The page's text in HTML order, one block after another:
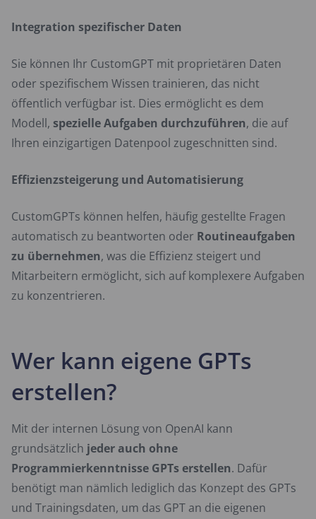
Integration spezifischer Daten
Sie können Ihr CustomGPT mit proprietären Daten
oder spezifischem Wissen trainieren, das nicht
öffentlich verfügbar ist. Dies ermöglicht es dem
Modell, spezielle Aufgaben durchzuführen, die auf
Ihren einzigartigen Datenpool zugeschnitten sind.
Effizienzsteigerung und Automatisierung
CustomGPTs können helfen, häufig gestellte Fragen
automatisch zu beantworten oder Routineaufgaben
zu übernehmen, was die Effizienz steigert und
Mitarbeitern ermöglicht, sich auf komplexere Aufgaben
zu konzentrieren.
Wer kann eigene GPTs
erstellen?
Mit der internen Lösung von OpenAI kann
grundsätzlich jeder auch ohne
Programmierkenntnisse GPTs erstellen. Dafür
benötigt man nämlich lediglich das Konzept des GPTs
und Trainingsdaten, um das GPT an die eigenen